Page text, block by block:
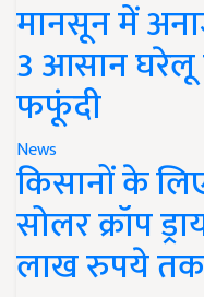
मानसून में
3 आसान घरेलू
फफूंदी
News
किसानों के
सोलर क्रॉप
लाख रुपये